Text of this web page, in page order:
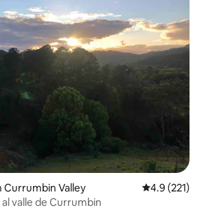
Currumbin Valley Calificación
4.9 (221)
valle de Currumbin